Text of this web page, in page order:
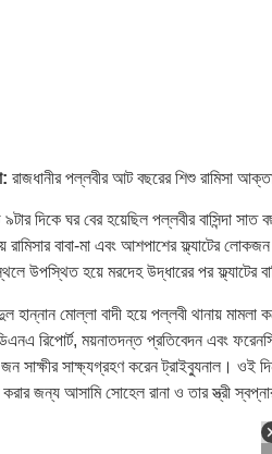
রাজধানীর পল্লবীর আট বছরের শিশু রামিসা
দিকে ঘর বের হয়েছিল পল্লবীর বাসিন্দা
রামিসার বাবা-মা এবং আশপাশের ফ্ল্যাটের
উপস্থিত হয়ে মরদেহ উদ্ধারের পর ফ্ল্যাটের
হান্নান মোল্লা বাদী হয়ে পল্লবী থানায়
রিপোর্ট, ময়নাতদন্ত প্রতিবেদন এবং
জন সাক্ষীর সাক্ষ্যগ্রহণ করেন ট্রাইব্যুনাল।
জন্য আসামি সোহেল রানা ও তার স্ত্রী